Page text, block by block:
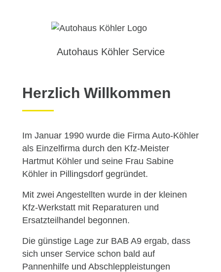
Autohaus Köhler Service
Herzlich Willkommen
Im Januar 1990 wurde die Firma Auto-Köhler
als Einzelfirma durch den Kfz-Meister
Hartmut Köhler und seine Frau Sabine
Köhler in Pillingsdorf gegründet.
Mit zwei Angestellten wurde in der kleinen
Kfz-Werkstatt mit Reparaturen und
Ersatzteilhandel begonnen.
Die günstige Lage zur BAB A9 ergab, dass
sich unser Service schon bald auf
Pannenhilfe und Abschleppleistungen